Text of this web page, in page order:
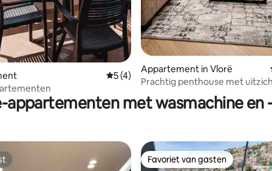
Gemiddelde beoordeling van 5 uit 5, 4
5 (4)
Appartement in Vlorë
Prachtig penthouse met
appartementen met wasmachine en
Favoriet van gasten
Favoriet van gasten